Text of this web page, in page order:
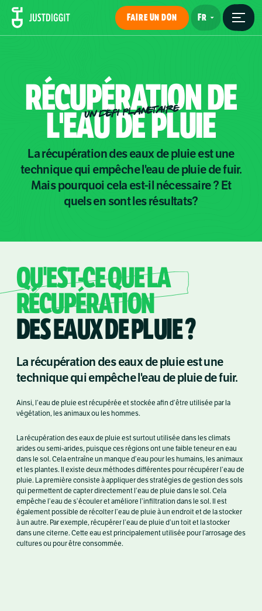
FAIRE UN DON
RÉCUPÉRATIONDE
L'EAUDEPLUIE
UN DÉFI PLANÉTAIRE
La récupération des eaux de pluie est une
technique qui empêche l'eau de pluie de fuir.
Mais pourquoi cela est-il nécessaire ? Et
quels en sont les résultats?
QU'EST-CE QUE LA
RÉCUPÉRATION
DES EAUX DE PLUIE ?
La récupération des eaux de pluie est une
technique qui empêche l'eau de pluie de fuir.
Ainsi, l’eau de pluie est récupérée et stockée afin d’être utilisée par la
végétation, les animaux ou les hommes.
La récupération des eaux de pluie est surtout utilisée dans les climats
arides ou semi-arides, puisque ces régions ont une faible teneur en eau
dans le sol. Cela entraîne un manque d’eau pour les humains, les animaux
et les plantes. Il existe deux méthodes différentes pour récupérer l’eau de
pluie. La première consiste à appliquer des stratégies de gestion des sols
qui permettent de capter directement l’eau de pluie dans le sol. Cela
empêche l’eau de s’écouler et améliore l’infiltration dans le sol. Il est
également possible de récolter l’eau de pluie à un endroit et de la stocker
à un autre. Par exemple, récupérer l’eau de pluie d’un toit et la stocker
dans une citerne. Cette eau est principalement utilisée pour l’arrosage des
cultures ou pour être consommée.